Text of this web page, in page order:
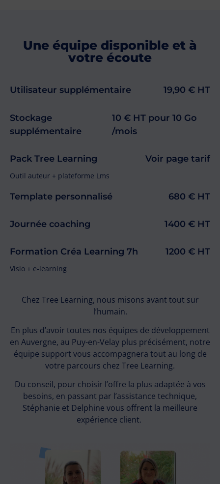
Une équipe disponible et à
votre écoute
Utilisateur supplémentaire 19,90 € HT
Stockage
supplémentaire
10 € HT pour 10 Go
/mois
Pack Tree Learning Voir page tarif
Outil auteur + plateforme Lms
Template personnalisé 680 € HT
Journée coaching 1400 € HT
Formation Créa Learning 7h 1200 € HT
Visio + e-learning
Chez Tree Learning, nous misons avant tout sur
l’humain.
En plus d’avoir toutes nos équipes de développement
en Auvergne, au Puy-en-Velay plus précisément, notre
équipe support vous accompagnera tout au long de
votre parcours chez Tree Learning.
Du conseil, pour choisir l’offre la plus adaptée à vos
besoins, en passant par l’assistance technique,
Stéphanie et Delphine vous offrent la meilleure
expérience client.